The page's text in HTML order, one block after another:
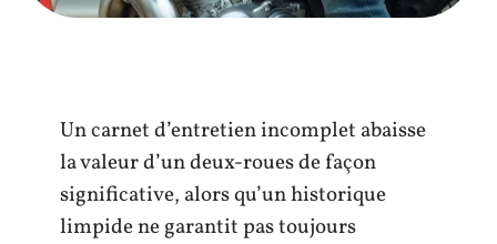
Un carnet d’entretien incomplet abaisse
la valeur d’un deux-roues de façon
significative, alors qu’un historique
limpide ne garantit pas toujours